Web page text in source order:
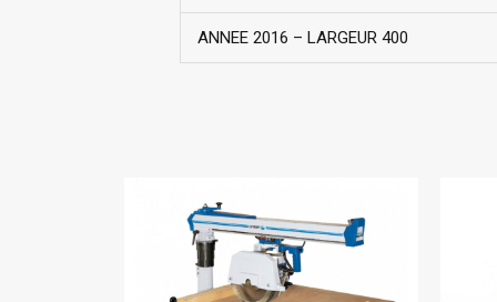
ANNEE 2016 – LARGEUR 400